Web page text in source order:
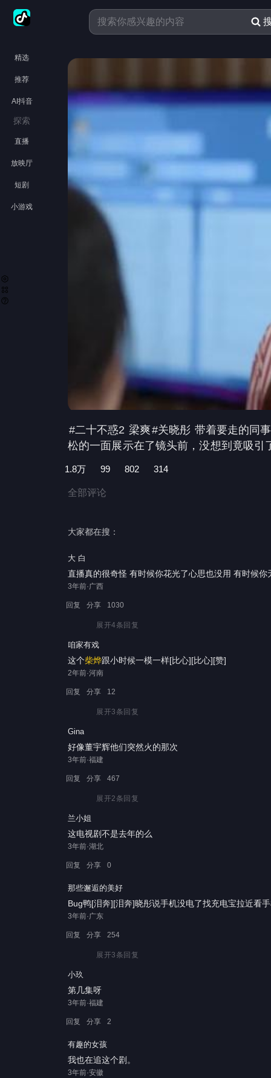
精选
推荐
AI抖音
探索
直播
放映厅
短剧
小游戏
#二十不惑2 梁爽#关晓彤 带着要走的同
松的一面展示在了镜头前，没想到竟吸
1.8万 99 802 314
全部评论
大家都在搜：
大 白
直播真的很奇怪 有时候你花光了心思也没用 有时候
3年前·广西
1030
分享
回复
展开4条回复
咱家有戏
这个柴烨跟小时候一模一样[比心][比心][赞]
2年前·河南
12
分享
回复
展开3条回复
Gina
好像董宇辉他们突然火的那次
3年前·福建
467
分享
回复
展开2条回复
兰小姐
这电视剧不是去年的么
3年前·湖北
0
分享
回复
那些邂逅的美好
Bug鸭[泪奔][泪奔]晓彤说手机没电了找充电宝拉近看
3年前·广东
254
分享
回复
展开3条回复
小玖
第几集呀
3年前·福建
2
分享
回复
有趣的女孩
我也在追这个剧。
3年前·安徽